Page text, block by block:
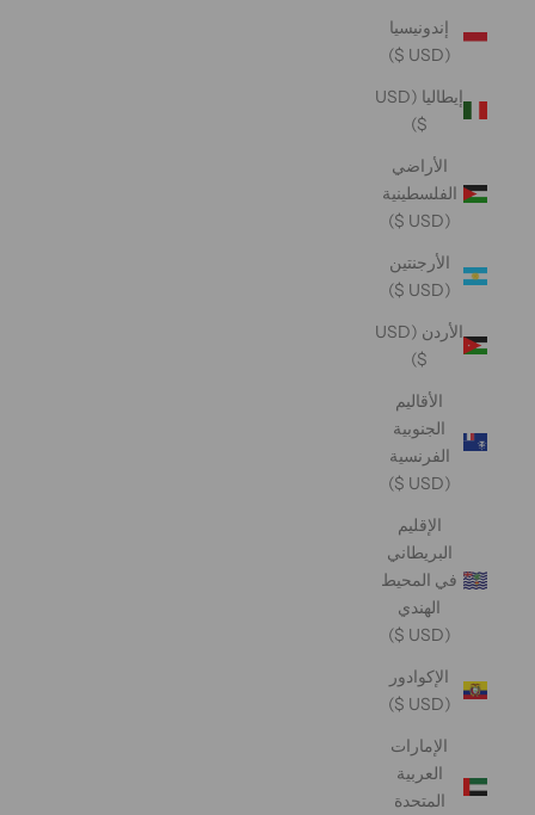
إندونيسيا
(USD $)
إيطاليا (USD
$)
الأراضي
الفلسطينية
(USD $)
الأرجنتين
(USD $)
الأردن (USD
$)
الأقاليم
الجنوبية
الفرنسية
(USD $)
الإقليم
البريطاني
في المحيط
الهندي
(USD $)
الإكوادور
(USD $)
الإمارات
العربية
المتحدة